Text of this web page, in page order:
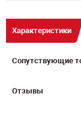
Характеристики
Сопутствующие
Отзывы